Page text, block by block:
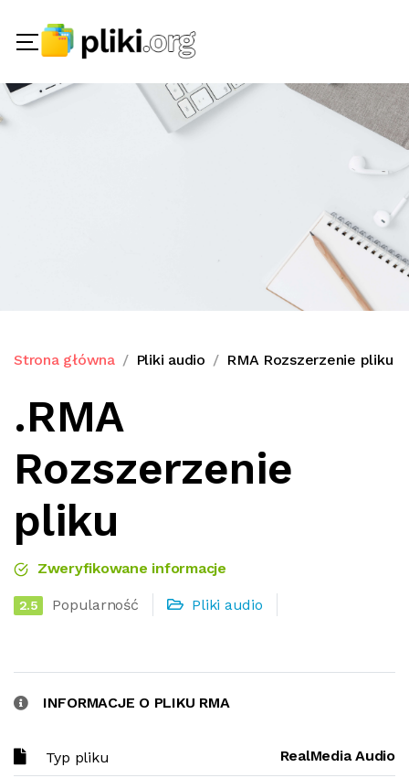
Strona główna Pliki audio RMA Rozszerzenie pliku
.RMA
Rozszerzenie
pliku
Zweryfikowane informacje
2.5 Popularność Pliki audio
INFORMACJE O PLIKU RMA
Typ pliku RealMedia Audio